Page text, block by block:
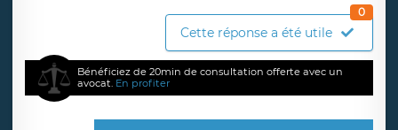
Cette réponse a été utile
0
Bénéficiez de 20min de consultation offerte avec un
avocat. En profiter